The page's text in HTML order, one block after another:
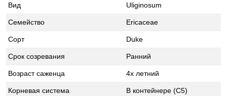
Вид Uliginosum
Семейство Ericaceae
Сорт Duke
Срок созревания Ранний
Возраст саженца 4х летний
Корневая система В контейнере (С5)